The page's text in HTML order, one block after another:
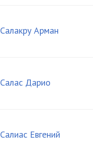
Салакру Арман
Салас Дарио
Салиас Евгений